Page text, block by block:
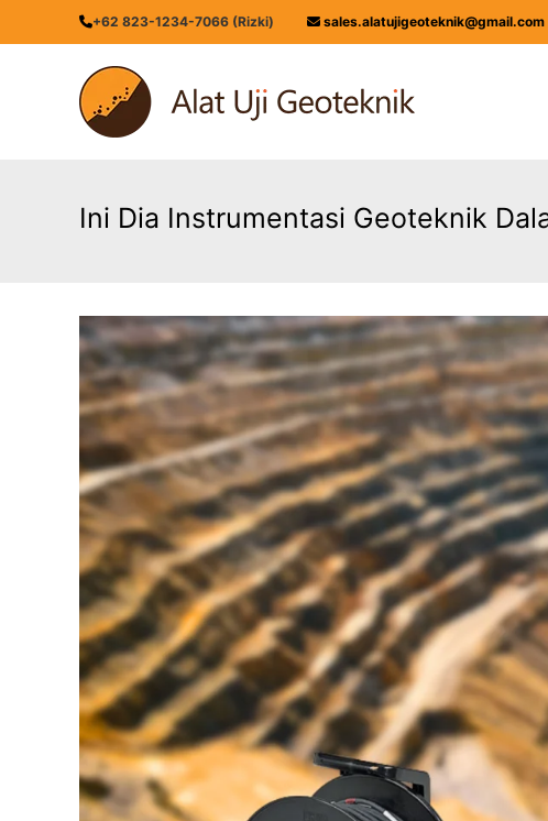
to
+62 823-1234-7066 (Rizki) sales.alatujigeoteknik@gmail.com
ALATUJIGEOTEKNIK.COM
DISTRIBUTOR
INSTRUMENT
MONITORING
GEOTEKNIK
Ini Dia Instrumentasi Geoteknik